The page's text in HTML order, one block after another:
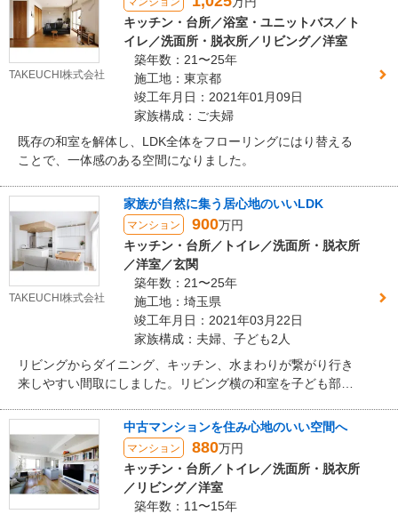
TAKEUCHI株式会社
キッチン・台所／浴室・ユニットバス／ト
イレ／洗面所・脱衣所／リビング／洋室
築年数：21〜25年
施工地：東京都
竣工年月日：2021年01月09日
家族構成：ご夫婦
既存の和室を解体し、LDK全体をフローリングにはり替える
ことで、一体感のある空間になりました。
TAKEUCHI株式会社
家族が自然に集う居心地のいいLDK
マンション 900万円
キッチン・台所／トイレ／洗面所・脱衣所
／洋室／玄関
築年数：21〜25年
施工地：埼玉県
竣工年月日：2021年03月22日
家族構成：夫婦、子ども2人
リビングからダイニング、キッチン、水まわりが繋がり行き
来しやすい間取にしました。リビング横の和室を子ども部屋
しました。
中古マンションを住み心地のいい空間へ
マンション 880万円
キッチン・台所／トイレ／洗面所・脱衣所
／リビング／洋室
築年数：11〜15年